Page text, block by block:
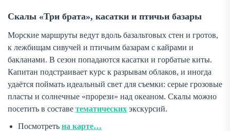
Скалы «Три брата», касатки и птичьи базары
Морские маршруты ведут вдоль базальтовых стен и гротов,
к лежбищам сивучей и птичьим базарам с кайрами и
бакланами. В сезон попадаются касатки и горбатые киты.
Капитан подстраивает курс к разрывам облаков, и иногда
удаётся поймать идеальный свет для съемки: серые грозовые
пласты и солнечные «прорези» над океаном. Скалы можно
посетить в составе тематических экскурсий.
Посмотреть на карте…